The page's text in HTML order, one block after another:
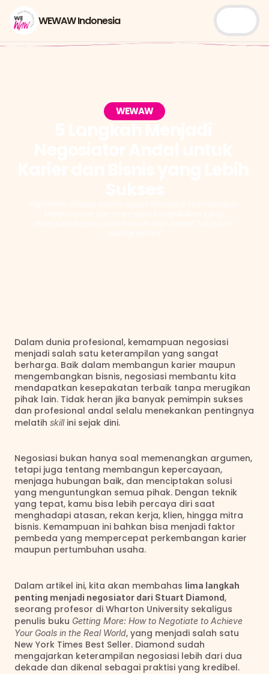
WEWAW Indonesia
WEWAW
Dalam dunia profesional, kemampuan negosiasi
menjadi salah satu keterampilan yang sangat
berharga. Baik dalam membangun karier maupun
mengembangkan bisnis, negosiasi membantu kita
mendapatkan kesepakatan terbaik tanpa merugikan
pihak lain. Tidak heran jika banyak pemimpin sukses
dan profesional andal selalu menekankan pentingnya
melatih skill ini sejak dini.
Negosiasi bukan hanya soal memenangkan argumen,
tetapi juga tentang membangun kepercayaan,
menjaga hubungan baik, dan menciptakan solusi
yang menguntungkan semua pihak. Dengan teknik
yang tepat, kamu bisa lebih percaya diri saat
menghadapi atasan, rekan kerja, klien, hingga mitra
bisnis. Kemampuan ini bahkan bisa menjadi faktor
pembeda yang mempercepat perkembangan karier
maupun pertumbuhan usaha.
Dalam artikel ini, kita akan membahas lima langkah
penting menjadi negosiator dari Stuart Diamond,
seorang profesor di Wharton University sekaligus
penulis buku Getting More: How to Negotiate to Achieve
Your Goals in the Real World, yang menjadi salah satu
New York Times Best Seller. Diamond sudah
mengajarkan keterampilan negosiasi lebih dari dua
dekade dan dikenal sebagai praktisi yang kredibel.